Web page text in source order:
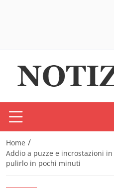
Home /
Addio a puzze e incrostazioni
pulirlo in pochi minuti